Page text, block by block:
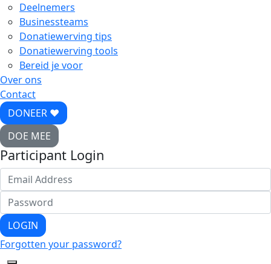
Deelnemers
Businessteams
Donatiewerving tips
Donatiewerving tools
Bereid je voor
Over ons
Contact
DONEER ♥
DOE MEE
Participant Login
LOGIN
Forgotten your password?